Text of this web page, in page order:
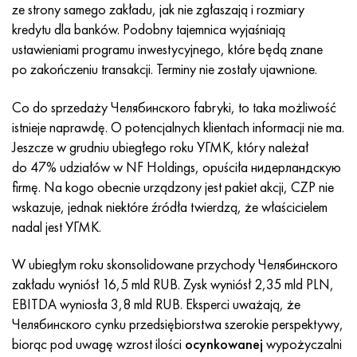
ze strony samego zakładu, jak nie zgłaszają i rozmiary
kredytu dla banków. Podobny tajemnica wyjaśniają
ustawieniami programu inwestycyjnego, które będą znane
po zakończeniu transakcji. Terminy nie zostały ujawnione.
Co do sprzedaży Челябинского fabryki, to taka możliwość
istnieje naprawdę. O potencjalnych klientach informacji nie ma.
Jeszcze w grudniu ubiegłego roku УГМК, który należał
do 47% udziałów w NF Holdings, opuściła нидерландскую
firmę. Na kogo obecnie urządzony jest pakiet akcji, CZP nie
wskazuje, jednak niektóre źródła twierdzą, że właścicielem
nadal jest УГМК.
W ubiegłym roku skonsolidowane przychody Челябинского
zakładu wyniósł 16,5 mld RUB. Zysk wyniósł 2,35 mld PLN,
EBITDA wyniosła 3,8 mld RUB. Eksperci uważają, że
Челябинского cynku przedsiębiorstwa szerokie perspektywy,
biorąc pod uwagę wzrost ilości ocynkowanej wypożyczalni
Incotherm
Incotest
Kobalt 6B
marowanie 250
Rene 41
Marażowanie 350
MP35N
47nd
47НХР
49K2F, 49K2FA-VI
Stop 50N
Stop 50NP
Stop 52N
52K12F
HN62VMYUT
HN62MVKYU
XN65VM
HN65VMTYU
KhN67MVTYu
KhN68VMTYUK-vd
HN70VMTYU
WT-35
PT-1M
PT-7M
2B
SPT-2 sv
3M
TL3
1.4466 - AISI 310MoLn
Stop Al6xn
PH 13-8 Mo - 1,4534
1.4542 - 17-4Ph®
Custom 455® - 1.4543 - uns 45500
1.4548 - 17-4Ph®
1.4550 - AISI 347
10X17H13M3T
10X18N18Yu4D
12X18H9T
13H11N2V2MF
15x11mf
15Х12Н2MVFAB
15X16K5N2MVFAB
2,0872, CuNi10Fe1Mn, Cw352h
Silikonowy brąz aluminiowy
brąz krzemowy
C65500, CuAl11Fe3
C65620, CuSi3Fe2Zn3
Brąz cynowo-ołowiowy
c92200, CuSn6Zn4Pb2
Czerwony mosiądz
C84400, CuSn2ZnPb
45G2, 45g2, AISI 1144
Stal konstrukcyjna stopowa
12X2H4A, 15NiCr13, 1.5752
AC14, 11SMnPb30
20G, 20min5
20HM, 24CrMo5, 20hm
25KhGM, 20CrMo5, 1.7264
Р6М5, 1.3343, hs6-5-2, sw7m
Р6М5К5, 1.3243, hs6-5-2-5
Р9М4К8,1.3207
R12F3, 1.3318, sw12
P18, 1.3355, hs18-0-1, sw18
У10,1.1645, C105W1
11G12, 110G13L, X120Mn12